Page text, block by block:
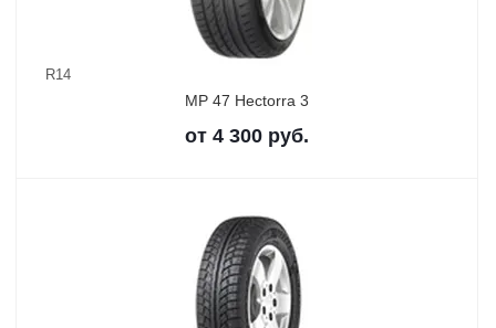
R14
MP 47 Hectorra 3
от 4 300 руб.